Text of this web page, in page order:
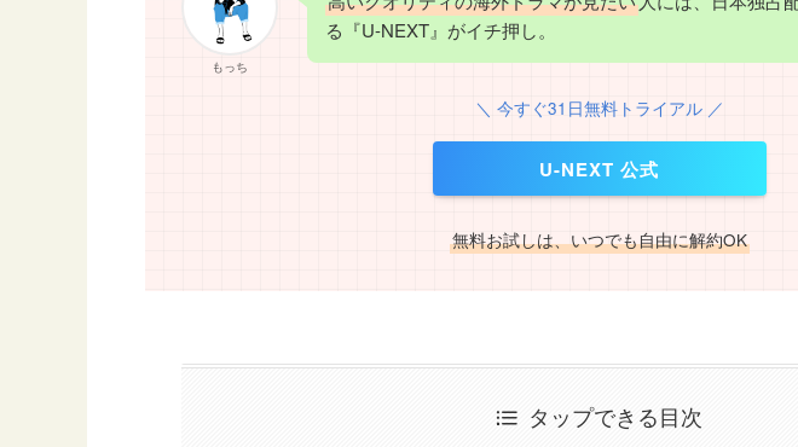
もっち
る『U-NEXT』がイチ押し。
＼ 今すぐ31日無料トライアル ／
U-NEXT 公式
無料お試しは、いつでも自由に解約OK
タップできる目次